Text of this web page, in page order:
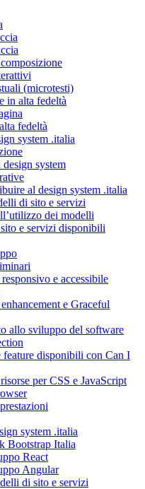
(microtesti)
in alta fedeltà
fedeltà
system .italia
system
al design system .italia
di sito e servizi
dei modelli
e servizi disponibili
e accessibile
e Graceful
allo sviluppo del software
feature disponibili con Can I
per CSS e JavaScript
system .italia
Bootstrap Italia
React
Angular
di sito e servizi